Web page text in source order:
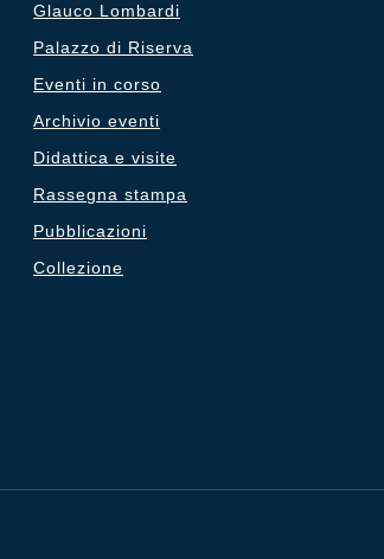
Glauco Lombardi
Palazzo di Riserva
Eventi in corso
Archivio eventi
Didattica e visite
Rassegna stampa
Pubblicazioni
Collezione